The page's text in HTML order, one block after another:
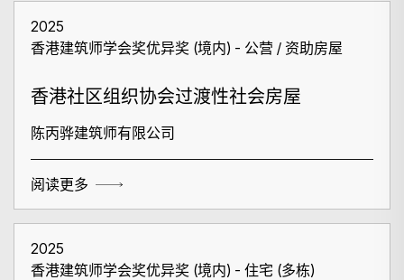
2025
香港建筑师学会奖优异奖 (境内) - 公营 / 资助房屋
香港社区组织协会过渡性社会房屋
陈丙骅建筑师有限公司
阅读更多
2025
香港建筑师学会奖优异奖 (境内) - 住宅 (多栋)